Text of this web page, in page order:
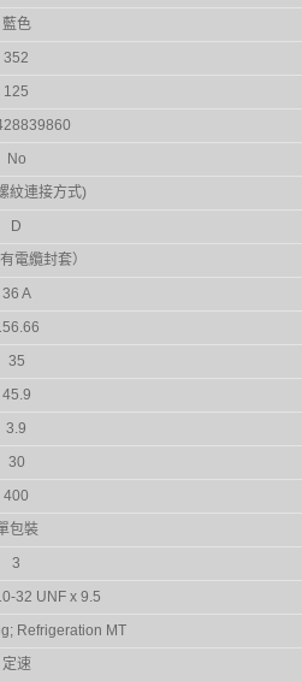
藍色
352
125
No
紋連接方式)
D
電纜封套）
36 A
35
45.9
3.9
30
400
包裝
3
32 UNF x 9.5
Refrigeration MT
定速